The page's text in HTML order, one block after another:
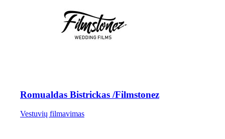
Romualdas Bistrickas /Filmstonez
Vestuvių filmavimas